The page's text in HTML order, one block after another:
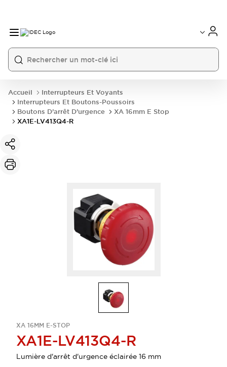
Accueil
Interrupteurs Et Voyants
Interrupteurs Et Boutons-Poussoirs
Boutons D’arrêt D’urgence
XA 16mm E Stop
XA1E-LV413Q4-R
XA 16MM E-STOP
XA1E-LV413Q4-R
Lumière d'arrêt d'urgence éclairée 16 mm